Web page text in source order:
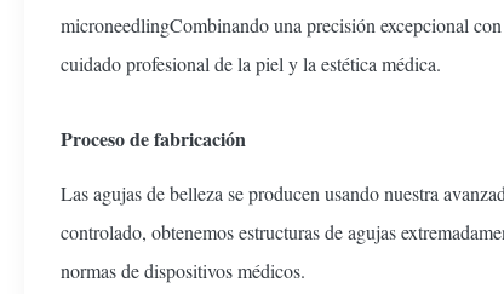
microneedlingCombinando una precisión excepcional
cuidado profesional de la piel y la estética médica.
Proceso de fabricación
Las agujas de belleza se producen usando nuestra
controlado, obtenemos estructuras de agujas
normas de dispositivos médicos.